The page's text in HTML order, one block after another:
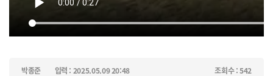
박종준 입력 : 2025.05.09 20:48 조회수 : 542